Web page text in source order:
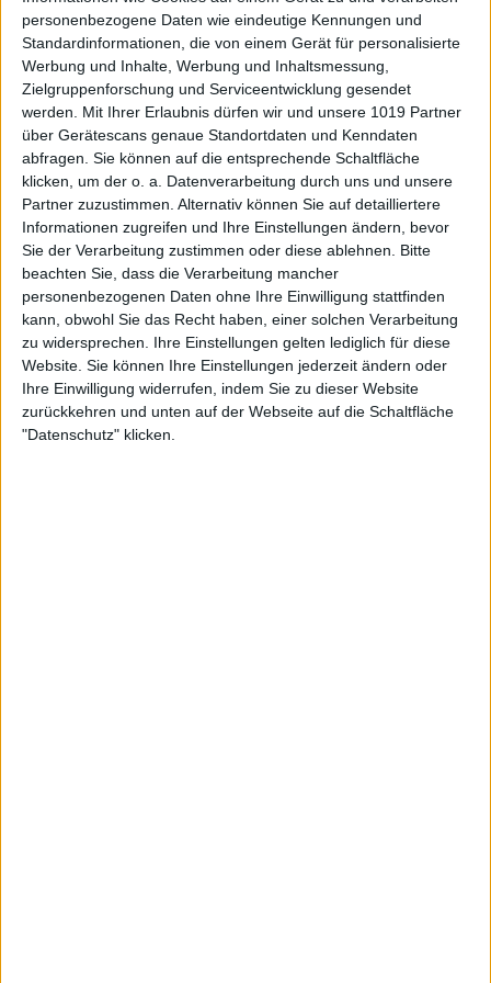
personenbezogene Daten wie eindeutige Kennungen und
Standardinformationen, die von einem Gerät für personalisierte
Werbung und Inhalte, Werbung und Inhaltsmessung,
Zielgruppenforschung und Serviceentwicklung gesendet
werden.
Mit Ihrer Erlaubnis dürfen wir und unsere 1019 Partner
über Gerätescans genaue Standortdaten und Kenndaten
abfragen. Sie können auf die entsprechende Schaltfläche
klicken, um der o. a. Datenverarbeitung durch uns und unsere
Partner zuzustimmen. Alternativ können Sie auf detailliertere
Informationen zugreifen und Ihre Einstellungen ändern, bevor
Sie der Verarbeitung zustimmen oder diese ablehnen.
Bitte
beachten Sie, dass die Verarbeitung mancher
personenbezogenen Daten ohne Ihre Einwilligung stattfinden
kann, obwohl Sie das Recht haben, einer solchen Verarbeitung
zu widersprechen. Ihre Einstellungen gelten lediglich für diese
Website. Sie können Ihre Einstellungen jederzeit ändern oder
Ihre Einwilligung widerrufen, indem Sie zu dieser Website
zurückkehren und unten auf der Webseite auf die Schaltfläche
"Datenschutz" klicken.